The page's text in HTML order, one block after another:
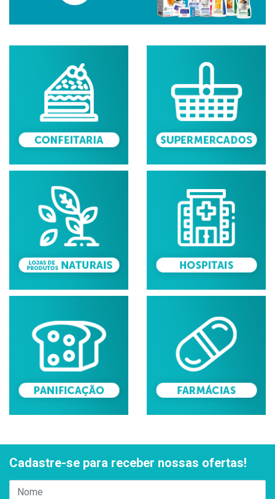
Cadastre-se para receber nossas ofertas!